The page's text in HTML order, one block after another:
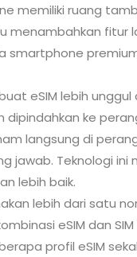
memiliki ruang
fitur
smartphone
eSIM lebih unggul
ke
langsung di
jawab. Teknologi ini
lebih baik.
lebih dari satu
eSIM dan SIM
profil eSIM